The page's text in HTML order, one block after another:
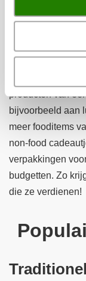
een goed budget
ook terecht voor
pakketten voor
producten van
bijvoorbeeld aan
meer fooditems
non-food
verpakkingen
budgetten. Zo
die ze verdienen!